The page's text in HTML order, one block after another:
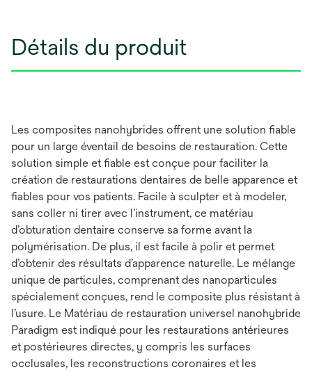
Détails du produit
Les composites nanohybrides offrent une solution fiable
pour un large éventail de besoins de restauration. Cette
solution simple et fiable est conçue pour faciliter la
création de restaurations dentaires de belle apparence et
fiables pour vos patients. Facile à sculpter et à modeler,
sans coller ni tirer avec l’instrument, ce matériau
d’obturation dentaire conserve sa forme avant la
polymérisation. De plus, il est facile à polir et permet
d’obtenir des résultats d’apparence naturelle. Le mélange
unique de particules, comprenant des nanoparticules
spécialement conçues, rend le composite plus résistant à
l’usure. Le Matériau de restauration universel nanohybride
Paradigm est indiqué pour les restaurations antérieures
et postérieures directes, y compris les surfaces
occlusales, les reconstructions coronaires et les